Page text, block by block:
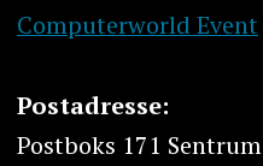
Computerworld Event
Postadresse:
Postboks 171 Sentrum